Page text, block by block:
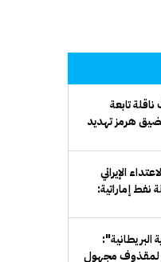
تابعة
هرمز تهديد
الإيراني
نفط إماراتية:
البريطانية":
لمقذوف مجهول